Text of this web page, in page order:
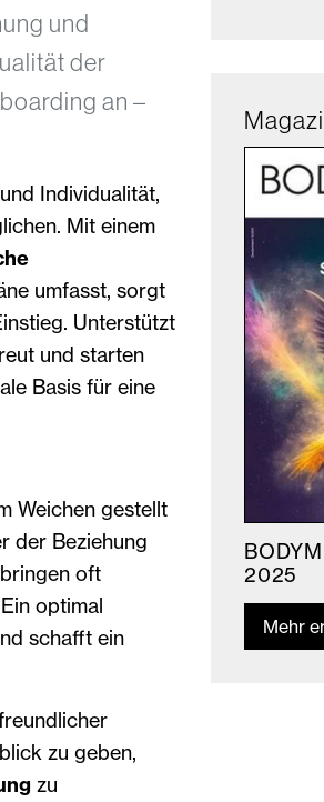
und
der
an –
Individualität,
Mit einem
umfasst, sorgt
Unterstützt
und starten
Basis für eine
Weichen gestellt
der Beziehung
oft
optimal
schafft ein
zu geben,
zu
2025
Mehr